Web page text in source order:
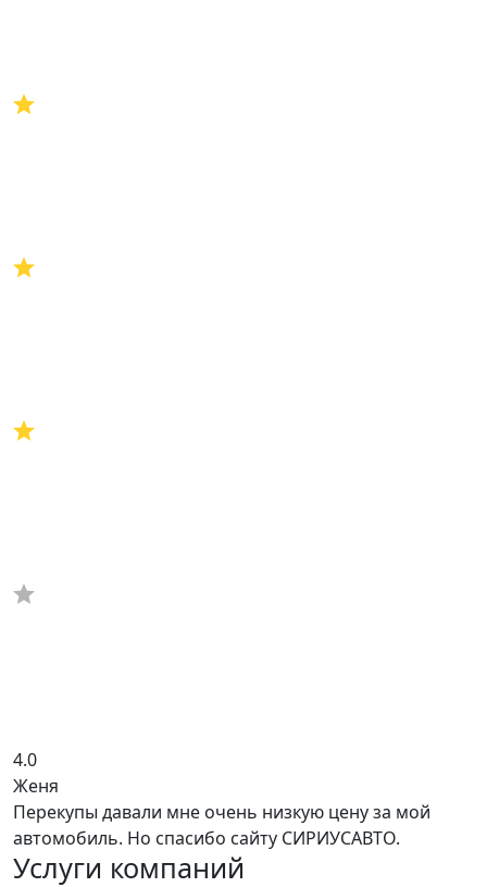
4.0
Женя
Перекупы давали мне очень низкую цену за мой
автомобиль. Но спасибо сайту СИРИУСАВТО.
Услуги компаний